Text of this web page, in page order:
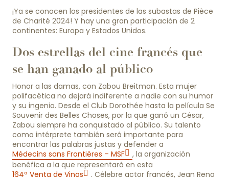
¡Ya se conocen los presidentes de las subastas de Pièce
de Charité 2024! Y hay una gran participación de 2
continentes: Europa y Estados Unidos.
Dos estrellas del cine francés que
se han ganado al público
Honor a las damas, con Zabou Breitman. Esta mujer
polifacética no dejará indiferente a nadie con su humor
y su ingenio. Desde el Club Dorothée hasta la película Se
Souvenir des Belles Choses, por la que ganó un César,
Zabou siempre ha conquistado al público. Su talento
como intérprete también será importante para
encontrar las palabras justas y defender a
Médecins sans Frontières – MSF
, la organización
benéfica a la que representará en esta
164ª Venta de Vinos
. Célebre actor francés, Jean Reno